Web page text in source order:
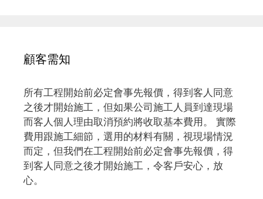
顧客需知
所有工程開始前必定會事先報價，得到客人同意
之後才開始施工，但如果公司施工人員到達現場
而客人個人理由取消預約將收取基本費用。 實際
費用跟施工細節，選用的材料有關，視現場情況
而定，但我們在工程開始前必定會事先報價，得
到客人同意之後才開始施工，令客戶安心，放
心。